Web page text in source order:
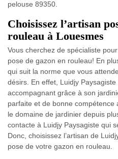
pelouse 89350.
Choisissez l’artisan
rouleau à Louesmes
Vous cherchez de spécialiste
pose de gazon en rouleau! En
qui suit la norme que vous
désirs. En effet, Luidjy
accompagnant grâce à son
parfaite et de bonne
le domaine de jardinier depuis
contacte à Luidjy Paysagiste qui
Donc, choisissez l’artisan de
pose de votre gazon en rouleau.